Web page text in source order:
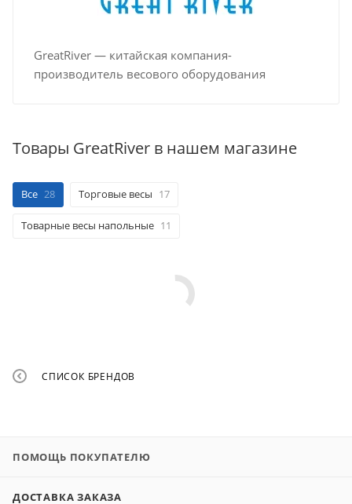
GreatRiver — китайская компания-
производитель весового оборудования
Товары GreatRiver в нашем магазине
Все 28 Торговые весы 17
Товарные весы напольные 11
СПИСОК БРЕНДОВ
ПОМОЩЬ ПОКУПАТЕЛЮ
ДОСТАВКА ЗАКАЗА